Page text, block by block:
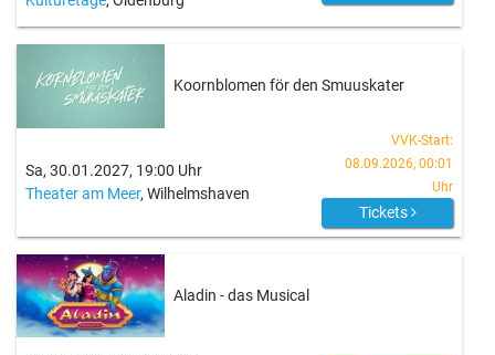
Koornblomen för den Smuuskater
Sa, 30.01.2027, 19:00 Uhr
Theater am Meer, Wilhelmshaven
VVK-Start:
08.09.2026, 00:01
Uhr
Tickets
Aladin - das Musical